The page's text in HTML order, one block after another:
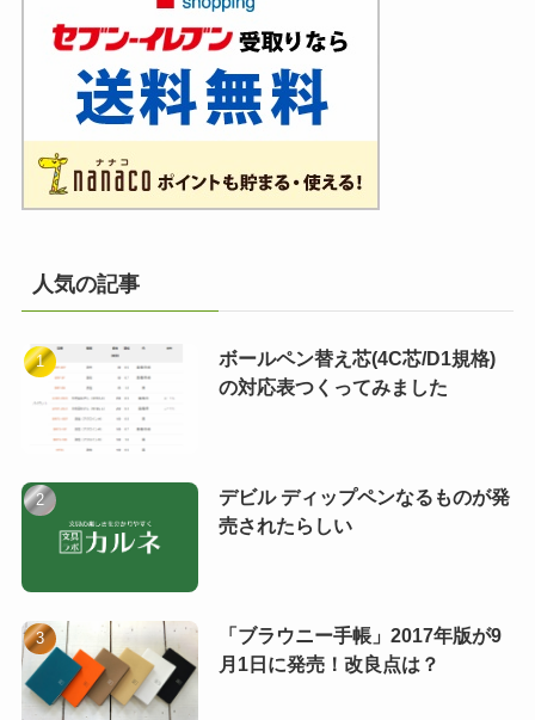
人気の記事
ボールペン替え芯(4C芯/D1規格)
の対応表つくってみました
デビル ディップペンなるものが発
売されたらしい
「ブラウニー手帳」2017年版が9
月1日に発売！改良点は？